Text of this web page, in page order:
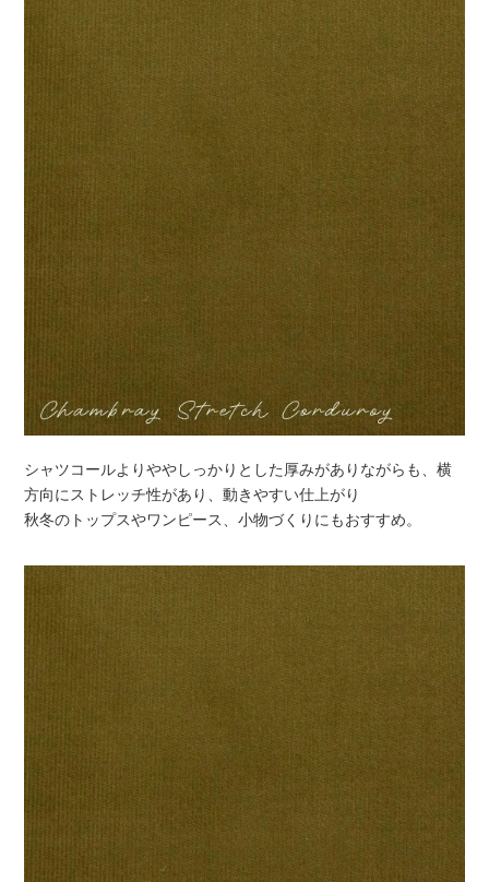
シャツコールよりややしっかりとした厚みがありながらも、横
方向にストレッチ性があり、動きやすい仕上がり
秋冬のトップスやワンピース、小物づくりにもおすすめ。